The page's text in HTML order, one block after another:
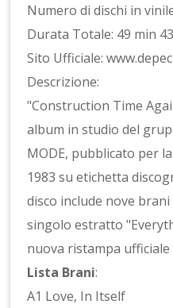
Numero di dischi in
Durata Totale: 49 min
Sito Ufficiale:
Descrizione:
"Construction Time
album in studio del
MODE, pubblicato per
1983 su etichetta
disco include nove
singolo estratto
nuova ristampa ufficiale
Lista Brani:
A1 Love, In Itself